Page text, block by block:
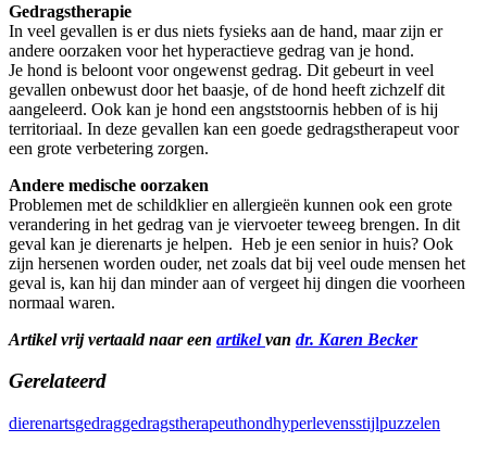
Gedragstherapie
In veel gevallen is er dus niets fysieks aan de hand, maar zijn er
andere oorzaken voor het hyperactieve gedrag van je hond.
Je hond is beloont voor ongewenst gedrag. Dit gebeurt in veel
gevallen onbewust door het baasje, of de hond heeft zichzelf dit
aangeleerd. Ook kan je hond een angststoornis hebben of is hij
territoriaal. In deze gevallen kan een goede gedragstherapeut voor
een grote verbetering zorgen.
Andere medische oorzaken
Problemen met de schildklier en allergieën kunnen ook een grote
verandering in het gedrag van je viervoeter teweeg brengen. In dit
geval kan je dierenarts je helpen. Heb je een senior in huis? Ook
zijn hersenen worden ouder, net zoals dat bij veel oude mensen het
geval is, kan hij dan minder aan of vergeet hij dingen die voorheen
normaal waren.
Artikel vrij vertaald naar een artikelvan dr. Karen Becker
Gerelateerd
dierenartsgedraggedragstherapeuthondhyperlevensstijlpuzzelen